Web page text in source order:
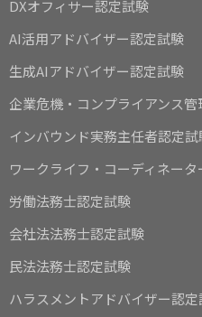
DXオフィサー認定試験
AI活用アドバイザー認定試験
生成AIアドバイザー認定試験
企業危機・コンプライアンス
インバウンド実務主任者認定試
ワークライフ・コーディネー
労働法務士認定試験
会社法法務士認定試験
民法法務士認定試験
ハラスメントアドバイザー認